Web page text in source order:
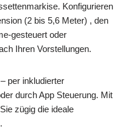
Konfigurieren
(2 bis 5,6 Meter) , den
gesteuert oder
Ihren Vorstellungen.
per inkludierter
durch App Steuerung. Mit
zügig die ideale